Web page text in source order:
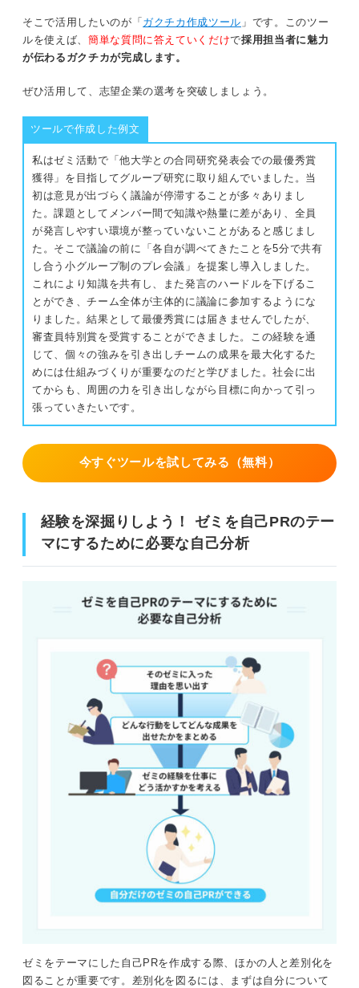
そこで活用したいのが「ガクチカ作成ツール 」です。このツー
ルを使えば、 簡単な質問に答えていくだけで採用担当者に魅力
が伝わるガクチカが完成します。
ぜひ活用して、志望企業の選考を突破しましょう。
ツールで作成した例文
私はゼミ活動で「他大学との合同研究発表会での最優秀賞
獲得」を目指してグループ研究に取り組んでいました。当
初は意見が出づらく議論が停滞することが多々ありまし
た。課題としてメンバー間で知識や熱量に差があり、全員
が発言しやすい環境が整っていないことがあると感じまし
た。そこで議論の前に「各自が調べてきたことを5分で共有
し合う小グループ制のプレ会議」を提案し導入しました。
これにより知識を共有し、また発言のハードルを下げるこ
とができ、チーム全体が主体的に議論に参加するようにな
りました。結果として最優秀賞には届きませんでしたが、
審査員特別賞を受賞することができました。この経験を通
じて、個々の強みを引き出しチームの成果を最大化するた
めには仕組みづくりが重要なのだと学びました。社会に出
てからも、周囲の力を引き出しながら目標に向かって引っ
張っていきたいです。
今すぐツールを試してみる（無料）
経験を深掘りしよう！ ゼミを自己PRのテー
マにするために必要な自己分析
ゼミをテーマにした自己PRを作成する際、ほかの人と差別化を
図ることが重要です。差別化を図るには、まずは自分について